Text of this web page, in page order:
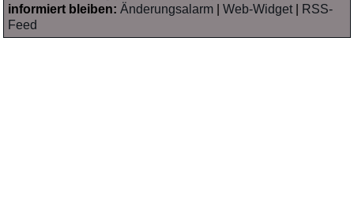
informiert bleiben: Änderungsalarm |Web-Widget|
RSS-
Feed